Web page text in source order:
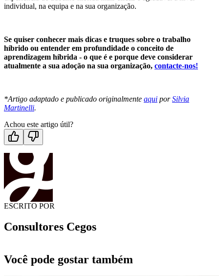
individual, na equipa e na sua organização.
Se quiser conhecer mais dicas e truques sobre o trabalho
híbrido ou entender em profundidade o conceito de
aprendizagem híbrida - o que é e porque deve considerar
atualmente a sua adoção na sua organização, contacte-nos!
*Artigo adaptado e publicado originalmente aqui porSilvia
Martinelli.
Achou este artigo útil?
ESCRITO POR
Consultores Cegos
Você pode gostar também